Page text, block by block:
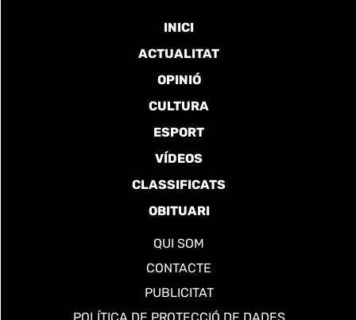
INICI
ACTUALITAT
OPINIÓ
CULTURA
ESPORT
VÍDEOS
CLASSIFICATS
OBITUARI
QUI SOM
CONTACTE
PUBLICITAT